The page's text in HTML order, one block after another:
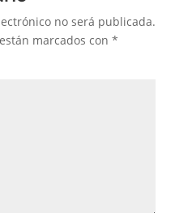
no será publicada.
marcados con *